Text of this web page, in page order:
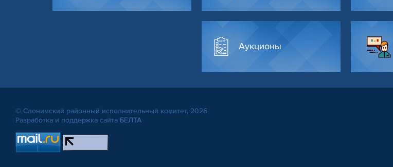
Аукционы
© Слонимский районный исполнительный комитет, 2026
Разработка и поддержка сайта БЕЛТА